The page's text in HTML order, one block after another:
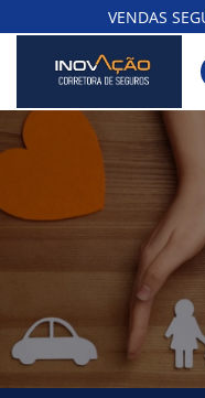
to
content
VENDAS